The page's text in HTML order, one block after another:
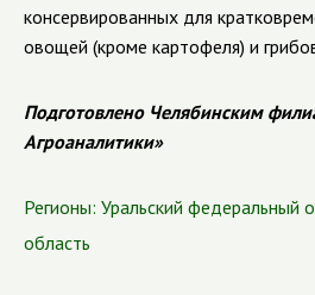
консервированных для
овощей (кроме картофеля) и
Подготовлено Челябинским
Агроаналитики»
Регионы: Уральский федеральный
область